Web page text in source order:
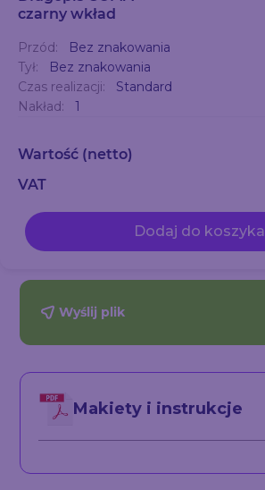
czarny wkład
Przód:
Bez znakowania
Tył:
Bez znakowania
Czas realizacji:
Standard
Nakład:
1
Wartość (netto)
VAT
Dodaj do koszyka
Wyślij plik
Makiety i instrukcje